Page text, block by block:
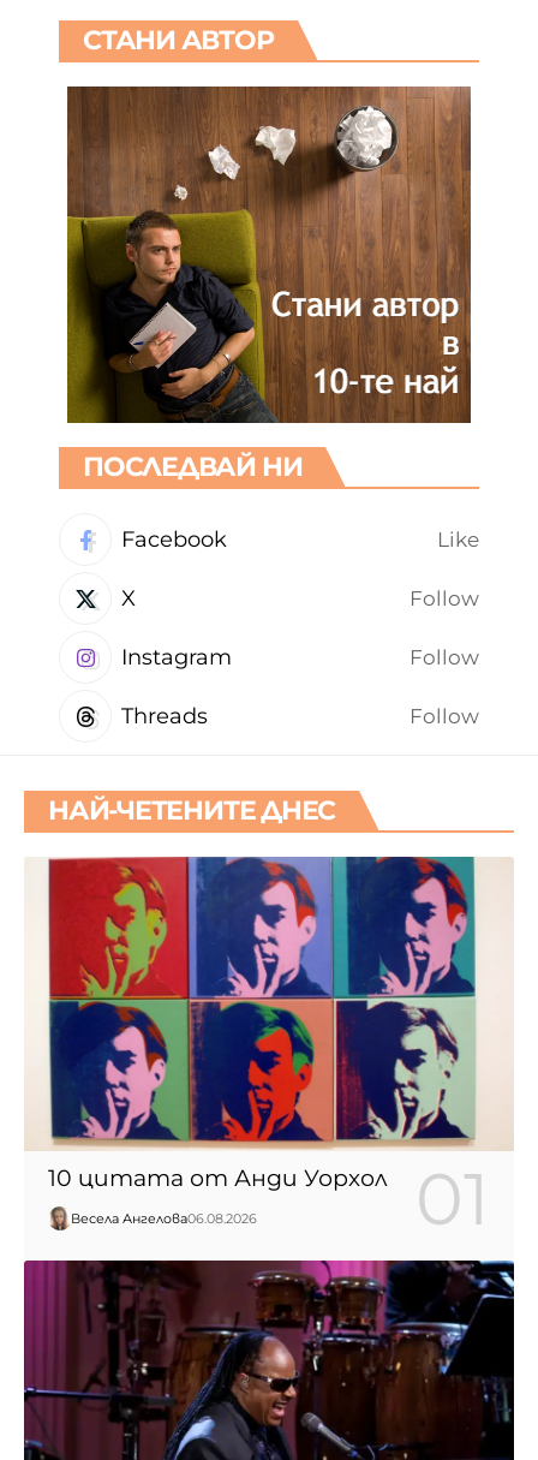
СТАНИ АВТОР
ПОСЛЕДВАЙ НИ
Facebook Like
X Follow
Instagram Follow
Threads Follow
НАЙ-ЧЕТЕНИТЕ ДНЕС
10 цитата от Анди Уорхол
Весела Ангелова06.08.2026